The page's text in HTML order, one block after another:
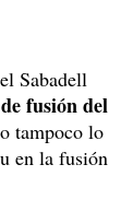
Sabadell
fusión del
tampoco lo
en la fusión